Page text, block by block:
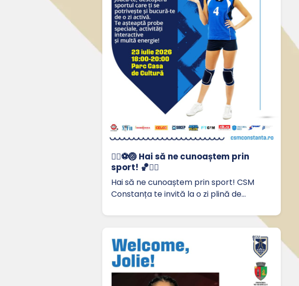
🏃‍♀️⚽🏐 Hai să ne cunoaștem prin
sport! 🏀🤸‍♂️
Hai să ne cunoaștem prin sport! CSM
Constanța te invită la o zi plină de…